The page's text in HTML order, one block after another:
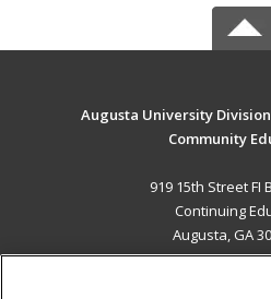
Augusta University
Community
919 15th Street FI
Continuing
Augusta, GA